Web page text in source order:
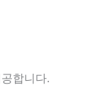
합니다.